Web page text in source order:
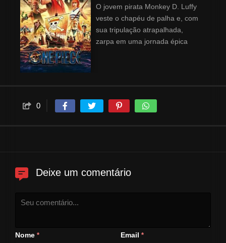
O jovem pirata Monkey D. Luffy
veste o chapéu de palha e, com
sua tripulação atrapalhada,
zarpa em uma jornada épica
0
Deixe um comentário
Nome * Email *